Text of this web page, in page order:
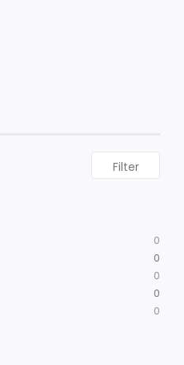
Filter
0
0
0
0
0